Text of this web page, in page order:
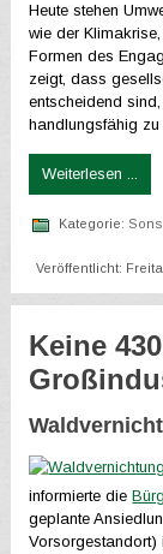
Heute stehen
wie der
Formen des
zeigt, dass
entscheidend
handlungsfähig zu
Weiterlesen ...
Kategorie:
Veröffentlicht:
Keine
informierte die
geplante
Vorsorgestandort)